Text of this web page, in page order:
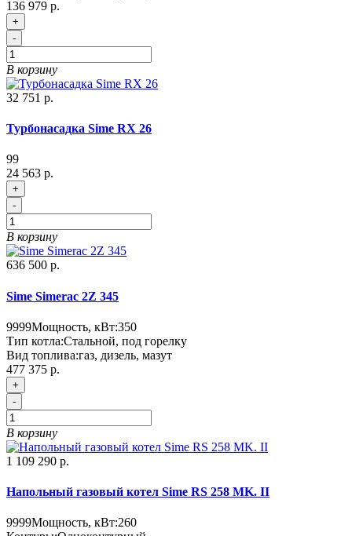
136 979 р.
+
-
В корзину
32 751 р.
Турбонасадка Sime RX 26
99
24 563 р.
+
-
В корзину
636 500 р.
Sime Simerac 2Z 345
9999Мощность, кВт:350
Тип котла:Стальной, под горелку
Вид топлива:газ, дизель, мазут
477 375 р.
+
-
В корзину
1 109 290 р.
Напольный газовый котел Sime RS 258 MK. II
9999Мощность, кВт:260